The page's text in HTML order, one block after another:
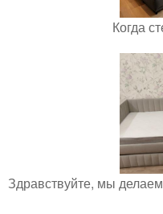
Когда
Здравствуйте, мы